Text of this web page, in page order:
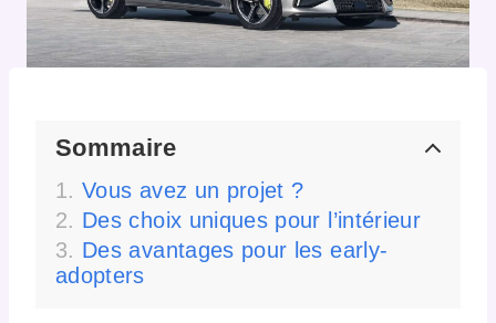
Sommaire
Vous avez un projet ?
Des choix uniques pour l’intérieur
Des avantages pour les early-
adopters